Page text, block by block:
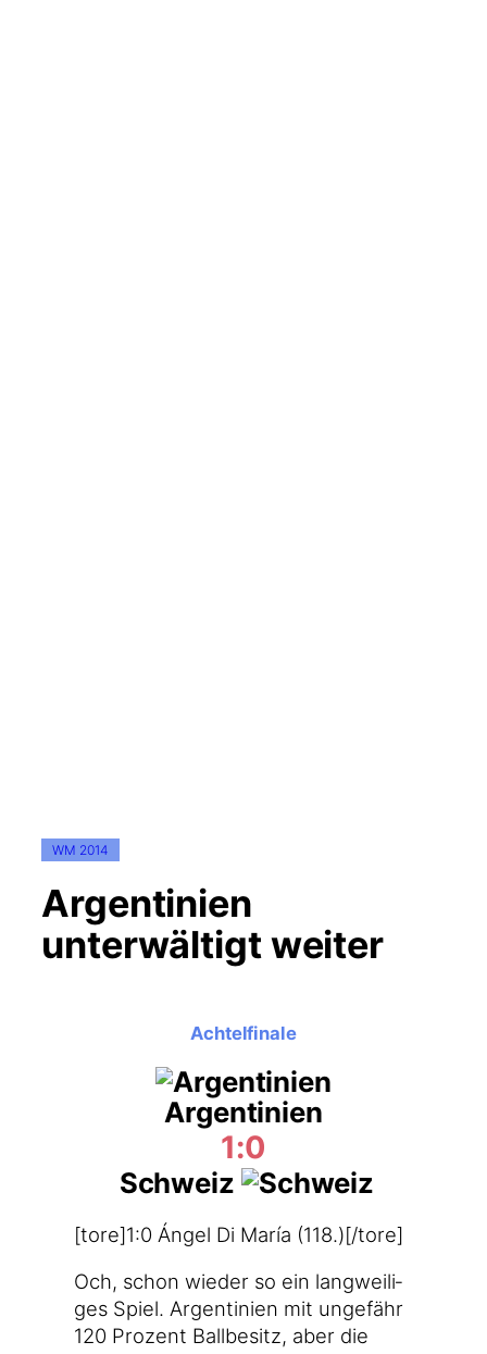
WM 2014
Argentinien
unterwältigt weiter
Achtelfinale
Argentinien
1:0
Schweiz
[tore]1:0 Ángel Di María (118.)[/tore]
Och, schon wie­der so ein lang­wei­li­
ges Spiel. Argen­ti­ni­en mit unge­fähr
120 Pro­zent Ball­be­sitz, aber die